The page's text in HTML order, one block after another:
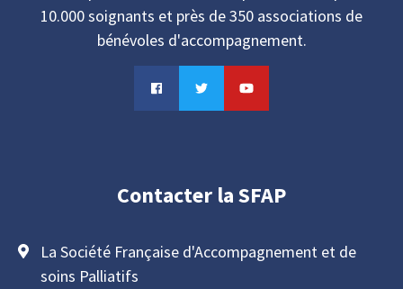
10.000 soignants et près de 350 associations de
bénévoles d'accompagnement.
Contacter la SFAP
La Société Française d'Accompagnement et de
soins Palliatifs